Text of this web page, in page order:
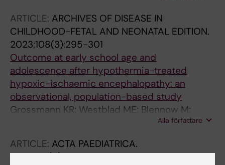
ARTICLE: ARCHIVES OF DISEASE IN
CHILDHOOD-FETAL AND NEONATAL EDITION.
2023;108(3):295-301
Outcome at early school age and
adolescence after hypothermia-treated
hypoxic-ischaemic encephalopathy: an
observational, population-based study
Grossmann KR; Westblad ME; Blennow M;
Alla författare
ARTICLE: ACTA PAEDIATRICA.
2014;103(11):1165-1173